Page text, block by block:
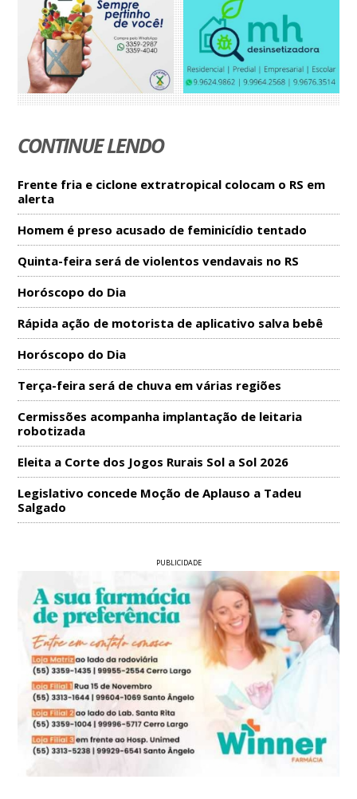
CONTINUE LENDO
Frente fria e ciclone extratropical colocam o RS em
alerta
Homem é preso acusado de feminicídio tentado
Quinta-feira será de violentos vendavais no RS
Horóscopo do Dia
Rápida ação de motorista de aplicativo salva bebê
Horóscopo do Dia
Terça-feira será de chuva em várias regiões
Cermissões acompanha implantação de leitaria
robotizada
Eleita a Corte dos Jogos Rurais Sol a Sol 2026
Legislativo concede Moção de Aplauso a Tadeu
Salgado
PUBLICIDADE